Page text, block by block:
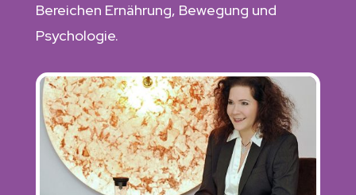
Bereichen Ernährung, Bewegung und
Psychologie.